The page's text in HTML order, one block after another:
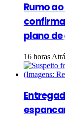
Rumo
plano
16 horas